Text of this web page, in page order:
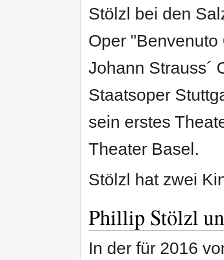
Stölzl bei den
Oper
Johann Strauss´
Staatsoper
sein erstes
Theater Basel.
Stölzl hat zwei
Phillip Stölzl
In der für 2016